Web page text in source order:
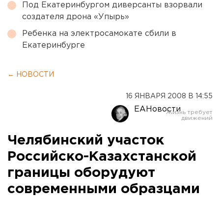
Под Екатеринбургом диверсанты взорвали
создателя дрона «Упырь»
Ребенка на электросамокате сбили в
Екатеринбурге
← НОВОСТИ
16 ЯНВАРЯ 2008 В 14:55
ЕАНовости
Челябинский участок
Российско-Казахстанской
границы оборудуют
современными образцами